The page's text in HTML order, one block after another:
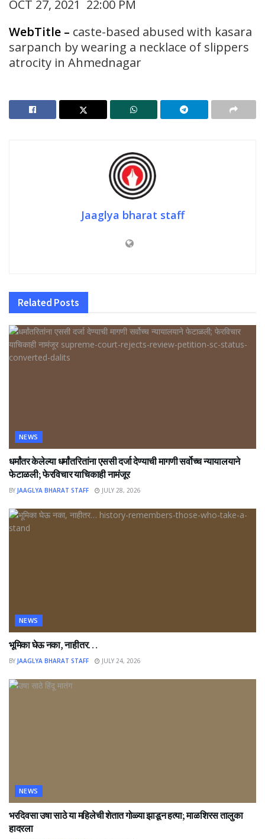
OCT 27, 2021 22:00 PM
WebTitle – caste-based abused with kasara
sarpanch by wearing a necklace of slippers
atrocity in Ahmednagar
Jaaglya bharat staff
Related Posts
NEWS
धर्मांतर केलेल्या धर्मांतरितांना एससी दर्जा देण्याची मागणी सर्वोच्च न्यायालयाने
फेटाळली; फेरविचार याचिकाही नामंजूर
BY JAAGLYA BHARAT STAFF JULY 28, 2026
NEWS
भूमिका घेऊ नका, नाहीतर…
BY JAAGLYA BHARAT STAFF JULY 24, 2026
NEWS
भरदिवसा उषा साठे या महिलेची शेतात गोळ्या झाडून हत्या; माळशिरस तालुका
हादरला